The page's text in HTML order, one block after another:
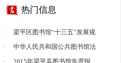
热门信息
·
梁平区图书馆“十三五”发展规
·
中华人民共和国公共图书馆法
·
2015年梁平县图书馆年度报